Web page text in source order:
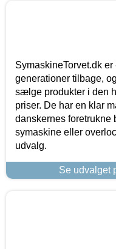
SymaskineTorvet.dk
generationer tilbage,
sælge produkter i den
priser. De har en klar
danskernes foretrukne
symaskine eller
udvalg.
Se udvalget